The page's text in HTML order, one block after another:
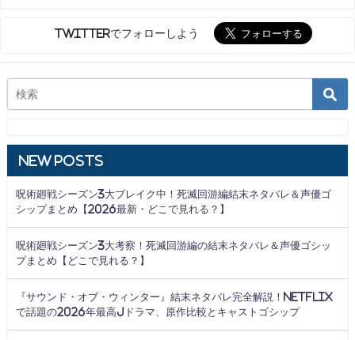
Twitterでフォローしよう
New Posts
呪術廻戦シーズン3大ブレイク中！死滅回游編結末ネタバレ＆声優ゴ
シップまとめ【2026最新・どこで見れる？】
呪術廻戦シーズン3大考察！死滅回游編の結末ネタバレ＆声優ゴシッ
プまとめ【どこで見れる？】
『サウンド・オブ・ウィンター』結末ネタバレ完全解説！Netflix
で話題の2026年最高Jドラマ、原作比較とキャストゴシップ